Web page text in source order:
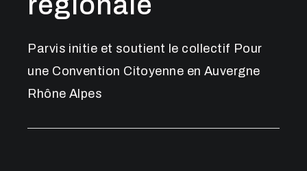
Parvis initie et soutient le collectif Pour
une Convention Citoyenne en Auvergne
Rhône Alpes